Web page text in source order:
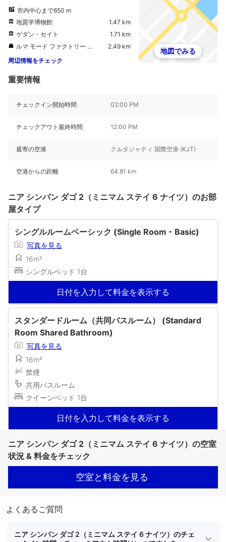
市内中心まで650 m
地質学博物館
1.47 km
ゲダン・セイト
1.71 km
ルマ モード ファクトリー アウトレット
2.49 km
周辺情報をチェック
地図でみる
重要情報
チェックイン開始時間 02:00 PM
チェックアウト最終時間 12:00 PM
最寄の空港 クルタジャティ 国際空港 (KJT)
空港からの距離 64.81 km
ニア シンパン ダゴ 2（ミニマム ステイ 6 ナイツ）のお部
屋タイプ
シングルルームベーシック (Single Room - Basic)
写真を見る
16m²
シングルベッド 1台
日付を入力して料金を表示する
スタンダードルーム（共同バスルーム） (Standard
Room Shared Bathroom)
写真を見る
16m²
禁煙
共用バスルーム
クイーンベッド 1台
日付を入力して料金を表示する
ニア シンパン ダゴ 2（ミニマム ステイ 6 ナイツ）の空室
状況 & 料金をチェック
空室と料金を見る
よくあるご質問
ニア シンパン ダゴ 2（ミニマム ステイ 6 ナイツ）のチェ